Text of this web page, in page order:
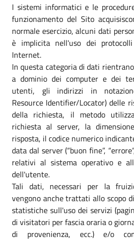
I sistemi informatici e le
funzionamento del Sito
normale esercizio, alcuni dati
è implicita nell'uso dei
Internet.
In questa categoria di dati
a dominio dei computer e dei
utenti, gli indirizzi in
Resource Identifier/Locator) delle
della richiesta, il metodo
richiesta al server, la
risposta, il codice numerico
data dal server (“buon fine”,
relativi al sistema operativo e
dell'utente.
Tali dati, necessari per la
vengono anche trattati allo scopo
statistiche sull'uso dei servizi
di visitatori per fascia oraria o
di provenienza, ecc.) e/o